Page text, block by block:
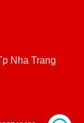
Nha Trang